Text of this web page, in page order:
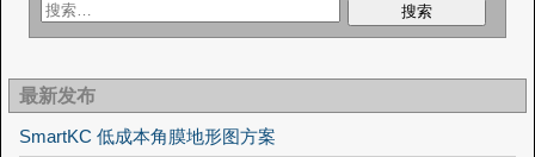
最新发布
SmartKC 低成本角膜地形图方案